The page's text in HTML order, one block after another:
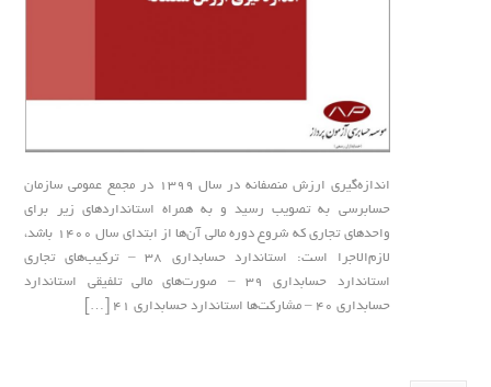
اندازه‌گيري ارزش منصفانه در سال 1399 در مجمع عمومي سازمان
حسابرسي به تصويب رسيد و به همراه استانداردهاي زير براي
واحدهاي تجاري كه شروع دوره مالي آن‌ها از ابتداي سال 1400 باشد،
لازم‌الاجرا است: استاندارد حسابداري 38 – تركيب‌هاي تجاري
استاندارد حسابداري 39 – صورت‌هاي مالي تلفيقي استاندارد
حسابداري 40 – مشاركت‌ها استاندارد حسابداري 41 […]